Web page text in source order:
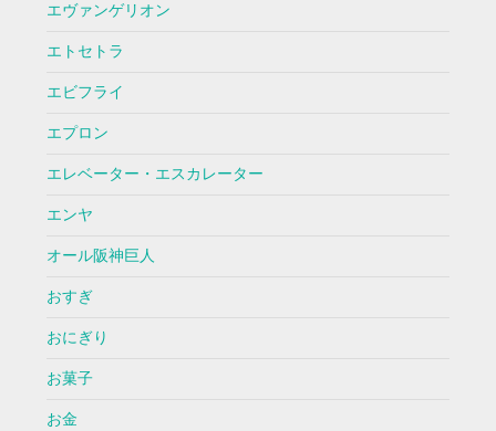
エヴァンゲリオン
エトセトラ
エビフライ
エプロン
エレベーター・エスカレーター
エンヤ
オール阪神巨人
おすぎ
おにぎり
お菓子
お金